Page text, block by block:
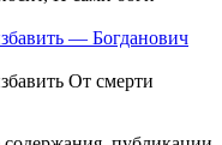
— Богданович
От смерти